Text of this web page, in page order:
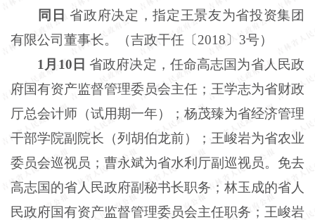
同日 省政府决定，指定王景友为省投资集团
有限公司董事长。（吉政干任〔2018〕3号）
1月10日 省政府决定，任命高志国为省人民政
府国有资产监督管理委员会主任；王学志为省财政
厅总会计师（试用期一年）；杨茂臻为省经济管理
干部学院副院长（列胡伯龙前）；王峻岩为省农业
委员会巡视员；曹永斌为省水利厅副巡视员。免去
高志国的省人民政府副秘书长职务；林玉成的省人
民政府国有资产监督管理委员会主任职务；王峻岩